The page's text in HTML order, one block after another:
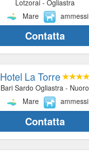
Lotzorai - Ogliastra
Mare
ammessi
Contatta
Hotel La Torre
Bari Sardo Ogliastra - Nuoro
Mare
ammessi
Contatta